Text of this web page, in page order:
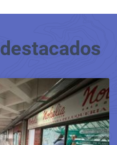
destacados